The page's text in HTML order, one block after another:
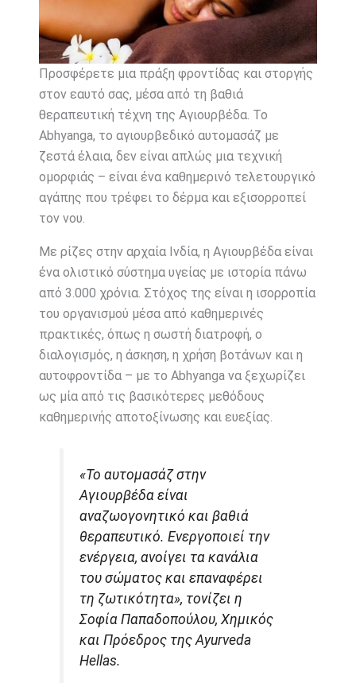
Προσφέρετε μια πράξη φροντίδας και στοργής
στον εαυτό σας, μέσα από τη βαθιά
θεραπευτική τέχνη της Αγιουρβέδα. Το
Abhyanga, το αγιουρβεδικό αυτομασάζ με
ζεστά έλαια, δεν είναι απλώς μια τεχνική
ομορφιάς – είναι ένα καθημερινό τελετουργικό
αγάπης που τρέφει το δέρμα και εξισορροπεί
τον νου.
Με ρίζες στην αρχαία Ινδία, η Αγιουρβέδα είναι
ένα ολιστικό σύστημα υγείας με ιστορία πάνω
από 3.000 χρόνια. Στόχος της είναι η ισορροπία
του οργανισμού μέσα από καθημερινές
πρακτικές, όπως η σωστή διατροφή, ο
διαλογισμός, η άσκηση, η χρήση βοτάνων και η
αυτοφροντίδα – με το Abhyanga να ξεχωρίζει
ως μία από τις βασικότερες μεθόδους
καθημερινής αποτοξίνωσης και ευεξίας.
«Το αυτομασάζ στην
Αγιουρβέδα είναι
αναζωογονητικό και βαθιά
θεραπευτικό. Ενεργοποιεί την
ενέργεια, ανοίγει τα κανάλια
του σώματος και επαναφέρει
τη ζωτικότητα», τονίζει η
Σοφία Παπαδοπούλου, Χημικός
και Πρόεδρος της Ayurveda
Hellas.